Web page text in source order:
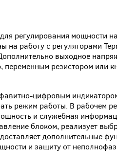
регулирования мощности
на работу c регуляторами
выходное
переменным резистором или
цифровым
режим работы. В рабочем
и служебная
блоком, реализует
дополнительные
и защиту от